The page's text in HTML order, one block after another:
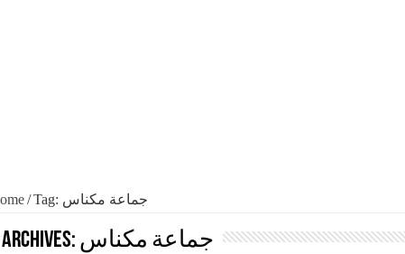
/Tag: جماعة مكناس
Archives: جماعة مكناس